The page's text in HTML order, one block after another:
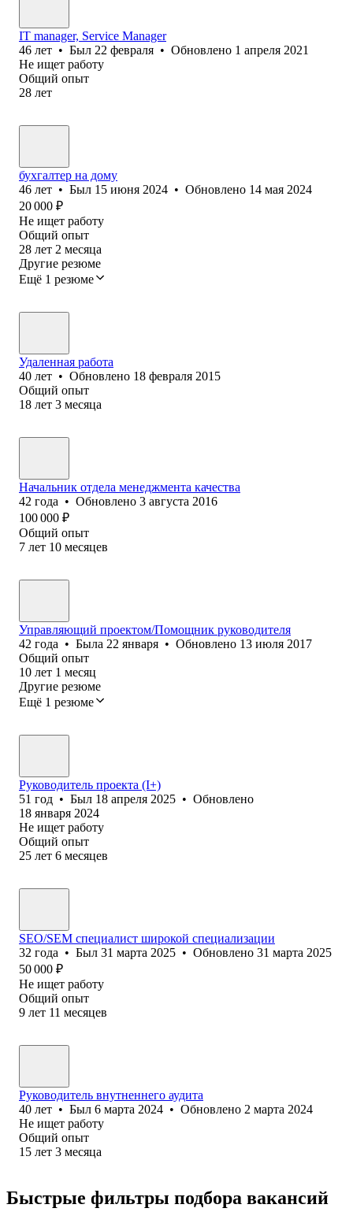
IT manager, Service Manager
46 лет • Был 22 февраля • Обновлено 1 апреля 2021
Не ищет работу
Общий опыт
28 лет
бухгалтер на дому
46 лет • Был 15 июня 2024 • Обновлено 14 мая 2024
20 000 ₽
Не ищет работу
Общий опыт
28 лет 2 месяца
Другие резюме
Ещё 1 резюме
Удаленная работа
40 лет • Обновлено 18 февраля 2015
Общий опыт
18 лет 3 месяца
Начальник отдела менеджмента качества
42 года • Обновлено 3 августа 2016
100 000 ₽
Общий опыт
7 лет 10 месяцев
Управляющий проектом/Помощник руководителя
42 года • Была 22 января • Обновлено 13 июля 2017
Общий опыт
10 лет 1 месяц
Другие резюме
Ещё 1 резюме
Руководитель проекта (I+)
51 год • Был 18 апреля 2025 • Обновлено
18 января 2024
Не ищет работу
Общий опыт
25 лет 6 месяцев
SEO/SEM специалист широкой специализации
32 года • Был 31 марта 2025 • Обновлено 31 марта 2025
50 000 ₽
Не ищет работу
Общий опыт
9 лет 11 месяцев
Руководитель внутненнего аудита
40 лет • Был 6 марта 2024 • Обновлено 2 марта 2024
Не ищет работу
Общий опыт
15 лет 3 месяца
Быстрые фильтры подбора вакансий